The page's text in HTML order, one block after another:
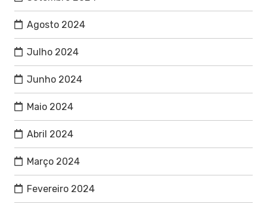
Agosto 2024
Julho 2024
Junho 2024
Maio 2024
Abril 2024
Março 2024
Fevereiro 2024